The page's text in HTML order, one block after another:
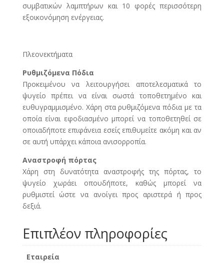
συμβατικών λαμπτήρων και 10 φορές περισσότερη
εξοικονόμηση ενέργειας.
Πλεονεκτήματα
Ρυθμιζόμενα Πόδια
Προκειμένου να λειτουργήσει αποτελεσματικά το
ψυγείο πρέπει να είναι σωστά τοποθετημένο και
ευθυγραμμισμένο. Χάρη στα ρυθμιζόμενα πόδια με τα
οποία είναι εφοδιασμένο μπορεί να τοποθετηθεί σε
οποιαδήποτε επιφάνεια εσείς επιθυμείτε ακόμη και αν
σε αυτή υπάρχει κάποια ανισορροπία.
Αναστροφή πόρτας
Χάρη στη δυνατότητα αναστροφής της πόρτας, το
ψυγείο χωράει οπουδήποτε, καθώς μπορεί να
ρυθμιστεί ώστε να ανοίγει προς αριστερά ή προς
δεξιά.
Επιπλέον πληροφορίες
Εταιρεία